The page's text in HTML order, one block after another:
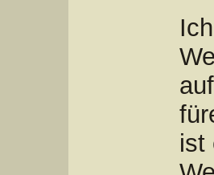
ist